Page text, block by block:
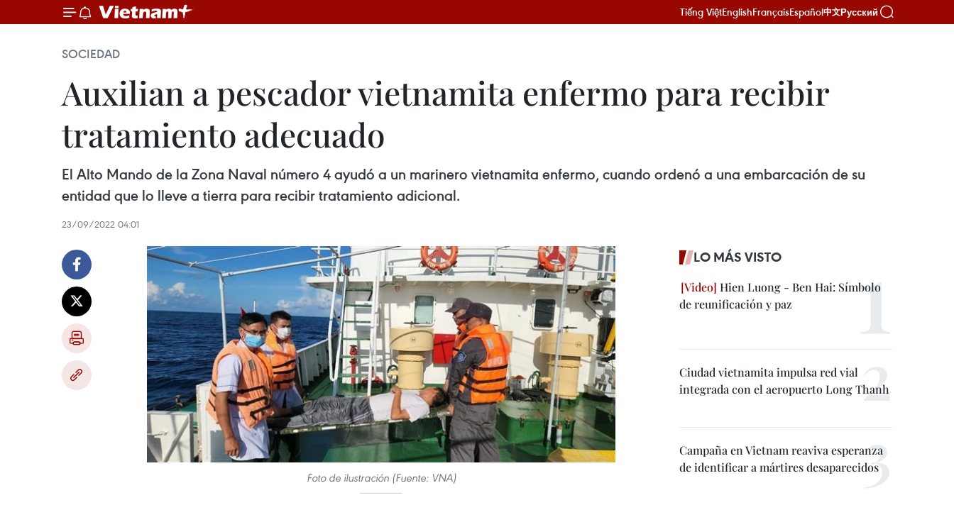
Tiếng ViệtEnglishFrançaisEspañol中文Русский
SOCIEDAD
Auxilian a pescador vietnamita enfermo para recibir
tratamiento adecuado
El Alto Mando de la Zona Naval número 4 ayudó a un marinero vietnamita enfermo, cuando ordenó a una embarcación de su
entidad que lo lleve a tierra para recibir tratamiento adicional.
23/09/2022 04:01
Foto de ilustración (Fuente: VNA)
LO MÁS VISTO
Hien Luong - Ben Hai: Símbolo
de reunificación y paz
Ciudad vietnamita impulsa red vial
integrada con el aeropuerto Long Thanh
Campaña en Vietnam reaviva esperanza
de identificar a mártires desaparecidos